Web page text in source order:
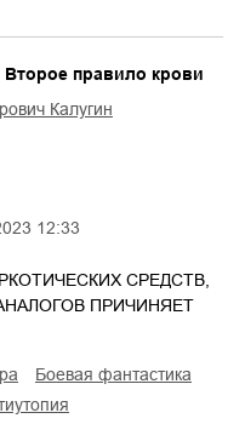
12:33
правило крови
Калугин
СРЕДСТВ,
ПРИЧИНЯЕТ
боевая фантастика